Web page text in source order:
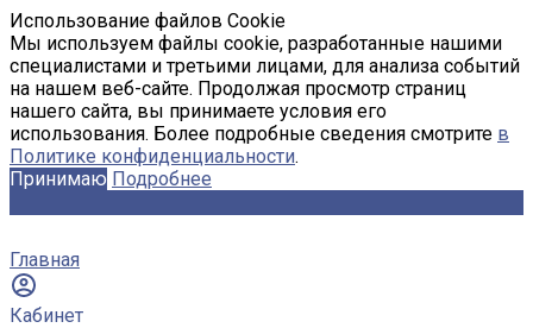
Использование файлов Cookie
Мы используем файлы cookie, разработанные нашими
специалистами и третьими лицами, для анализа событий
на нашем веб-сайте. Продолжая просмотр страниц
нашего сайта, вы принимаете условия его
использования. Более подробные сведения смотрите в
Политике конфиденциальности.
Принимаю Подробнее
Главная
Кабинет